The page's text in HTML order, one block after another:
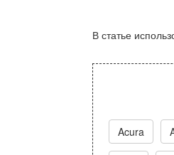
В статье
Acura